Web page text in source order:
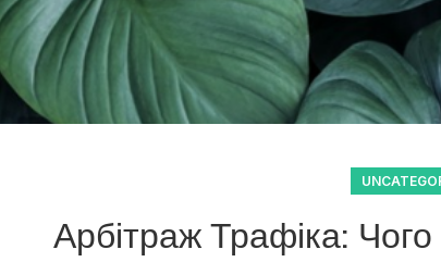
Арбітраж Трафіка: